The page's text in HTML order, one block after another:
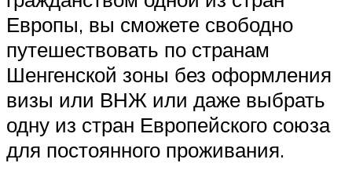
Европы, вы сможете свободно
путешествовать по странам
Шенгенской зоны без оформления
визы или ВНЖ или даже выбрать
одну из стран Европейского союза
для постоянного проживания.